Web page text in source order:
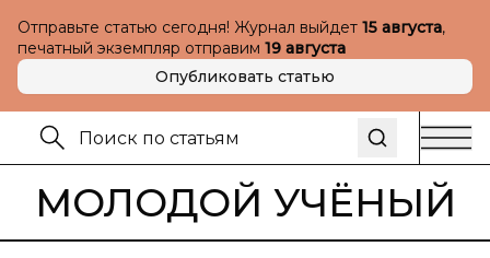
Отправьте статью сегодня! Журнал выйдет 15 августа,
печатный экземпляр отправим 19 августа
Опубликовать статью
МОЛОДОЙ УЧЁНЫЙ